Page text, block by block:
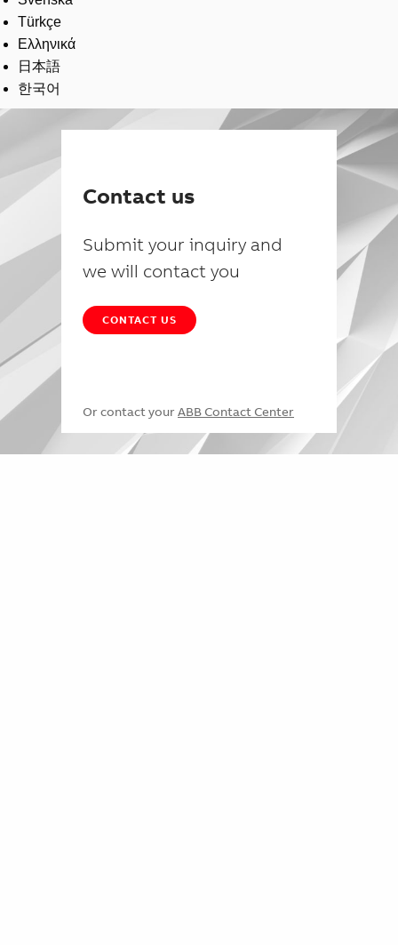
Türkçe
Ελληνικά
日本語
한국어
Contact us
Submit your inquiry and
we will contact you
CONTACT US
Or contact your ABB Contact Center